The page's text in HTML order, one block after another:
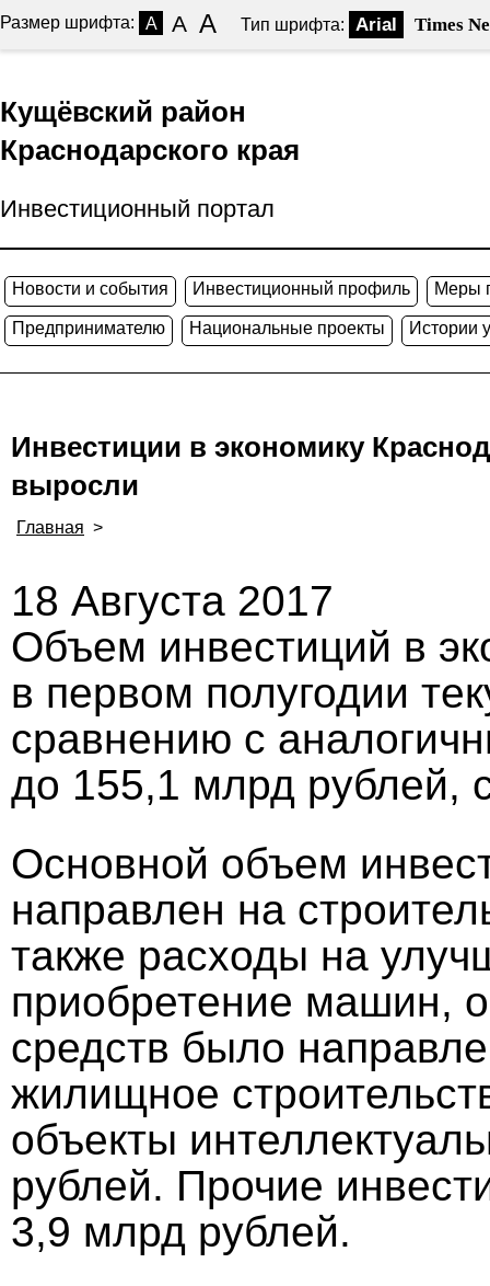
Размер шрифта: A A A Тип шрифта: Arial Times
Кущёвский район
Краснодарского края
Инвестиционный портал
Новости и события Инвестиционный профиль Меры
Предпринимателю Национальные проекты Истории
Инвестиции в экономику
выросли
Главная >
18 Августа 2017
Объем инвестиций в
в первом полугодии
сравнению с
до 155,1 млрд рублей,
Основной объем
направлен на
также расходы на
приобретение машин,
средств было
жилищное
объекты
рублей. Прочие
3,9 млрд рублей.